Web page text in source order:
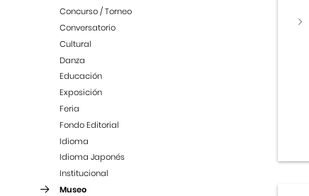
Concurso / Torneo
Conversatorio
Cultural
Danza
Educación
Exposición
Feria
Fondo Editorial
Idioma
Idioma Japonés
Institucional
Museo